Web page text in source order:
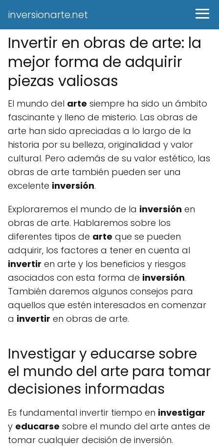
inversionarte.net
Invertir en obras de arte: la
mejor forma de adquirir
piezas valiosas
El mundo del arte siempre ha sido un ámbito
fascinante y lleno de misterio. Las obras de
arte han sido apreciadas a lo largo de la
historia por su belleza, originalidad y valor
cultural. Pero además de su valor estético, las
obras de arte también pueden ser una
excelente inversión.
Exploraremos el mundo de la inversión en
obras de arte. Hablaremos sobre los
diferentes tipos de arte que se pueden
adquirir, los factores a tener en cuenta al
invertir en arte y los beneficios y riesgos
asociados con esta forma de inversión.
También daremos algunos consejos para
aquellos que estén interesados en comenzar
a invertir en obras de arte.
Investigar y educarse sobre
el mundo del arte para tomar
decisiones informadas
Es fundamental invertir tiempo en investigar
y educarse sobre el mundo del arte antes de
tomar cualquier decisión de inversión.